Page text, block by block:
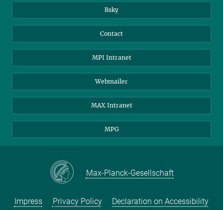
Bsky
Contact
MPI Intranet
Webmailer
MAX Intranet
MPG
Max-Planck-Gesellschaft
Impress Privacy Policy Declaration on Accessibility